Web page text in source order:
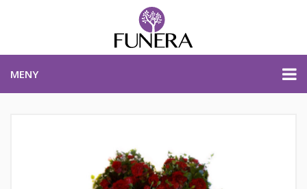
MENY
PLANERA BEGRAVNING